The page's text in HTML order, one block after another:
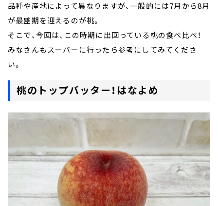
品種や産地によって異なりますが、一般的には7月から8月
が最盛期を迎えるのが桃。
そこで、今回は、この時期に出回っている桃の食べ比べ！
みなさんもスーパーに行ったら参考にしてみてくださ
い。
桃のトップバッター！はなよめ